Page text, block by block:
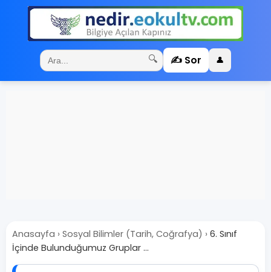
🔍 ✍️ Sor 👤
Anasayfa › Sosyal Bilimler (Tarih, Coğrafya) › 6. Sınıf
İçinde Bulunduğumuz Gruplar ...